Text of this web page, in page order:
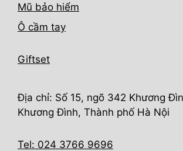
Mũ bảo hiểm
Ô cầm tay
Giftset
Địa chỉ: Số 15, ngõ 342 Khương
Khương Đình, Thành phố Hà Nội
Tel: 024 3766 9696